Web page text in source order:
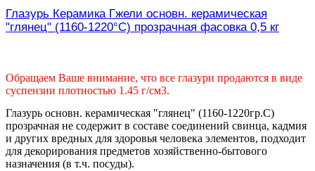
Глазурь Керамика Гжели основн. керамическая
"глянец" (1160-1220°С) прозрачная фасовка 0,5 кг
Обращаем Ваше внимание, что все глазури продаются в виде
суспензии плотностью 1.45 г/см3.
Глазурь основн. керамическая "глянец" (1160-1220гр.С)
прозрачная не содержит в составе соединений свинца, кадмия
и других вредных для здоровья человека элементов, подходит
для декорирования предметов хозяйственно-бытового
назначения (в т.ч. посуды).